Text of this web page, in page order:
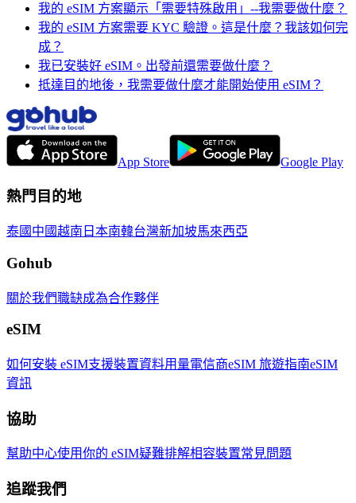
我的 eSIM 方案顯示「需要特殊啟用」--我需要做什麼？
我的 eSIM 方案需要 KYC 驗證。這是什麼？我該如何完
成？
我已安裝好 eSIM。出發前還需要做什麼？
抵達目的地後，我需要做什麼才能開始使用 eSIM？
App Store Google Play
熱門目的地
泰國 中國越南 日本南韓台灣新加坡馬來西亞
Gohub
關於我們職缺成為合作夥伴
eSIM
如何安裝 eSIM支援裝置資料用量電信商eSIM 旅遊指南eSIM
資訊
協助
幫助中心使用你的 eSIM疑難排解相容裝置常見問題
追蹤我們